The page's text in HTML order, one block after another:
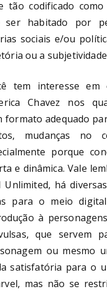
tão codificado
ser habitado por
sociais e/ou
ou a
tem interesse em
Chavez nos
formato adequado
mudanças no
porque
e dinâmica. Vale
há
para o meio
à
que servem
ou mesmo
satisfatória para o
mas não se